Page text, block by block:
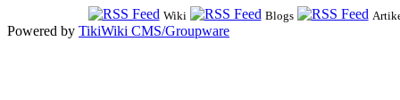
Wiki Blogs
Powered by TikiWiki CMS/Groupware